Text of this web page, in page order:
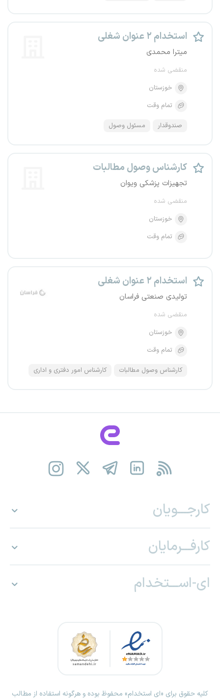
استخدام ۲ عنوان شغلی
میترا محمدی
منقضی شده
خوزستان
تمام وقت
صندوقدار مسئول وصول
کارشناس وصول مطالبات
تجهیزات پزشکی ویوان
منقضی شده
خوزستان
تمام وقت
استخدام ۲ عنوان شغلی
تولیدی صنعتی فراسان
منقضی شده
خوزستان
تمام وقت
کارشناس وصول مطالبات کارشناس امور دفتری و اداری
کارجـــویان
کارفـــرمایان
ای-اســـتخدام
کلیه حقوق برای «ای استخدام» محفوظ بوده و هرگونه استفاده از مطالب